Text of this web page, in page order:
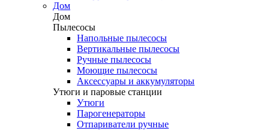
Дом
Дом
Пылесосы
Напольные пылесосы
Вертикальные пылесосы
Ручные пылесосы
Моющие пылесосы
Аксессуары и аккумуляторы
Утюги и паровые станции
Утюги
Парогенераторы
Отпариватели ручные